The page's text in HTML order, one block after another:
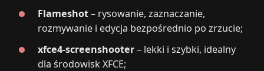
Flameshot– rysowanie, zaznaczanie,
rozmywanie i edycja bezpośrednio po zrzucie;
xfce4-screenshooter– lekki i szybki, idealny
dla środowisk XFCE;